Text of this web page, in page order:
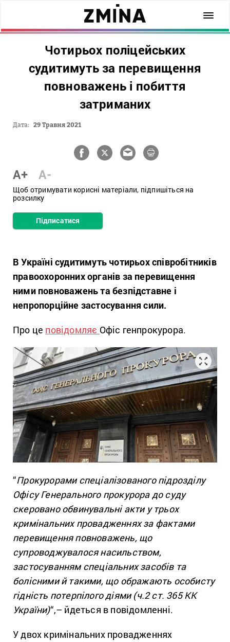
Чотирьох поліцейських
судитимуть за перевищення
повноважень і побиття
затриманих
Дата: 29 Травня 2021
A+ A-
Щоб отримувати корисні матеріали, підпишіться на
розсилку
Підписатися
В Україні судитимуть чотирьох співробітників
правоохоронних органів за перевищення
ними повноваженьта безпідставне і
непропорційне застосування сили.
Про це повідомляє Офіс генпрокурора.
“Прокурорами спеціалізованого підрозділу
Офісу Генерального прокурора до суду
скеровано обвинувальні акти у трьох
кримінальних провадженнях за фактами
перевищення повноважень, що
супроводжувалося насильством,
застосуванням спеціальних засобів та
болісними й такими, що ображають особисту
гідність потерпілого діями (ч.2 ст. 365 КК
України)“,– йдеться в повідомленні.
У двох кримінальних провадженнях